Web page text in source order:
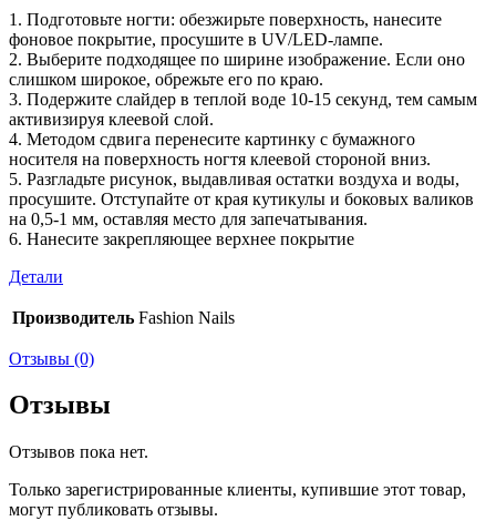
1. Подготовьте ногти: обезжирьте поверхность, нанесите
фоновое покрытие, просушите в UV/LED-лампе.
2. Выберите подходящее по ширине изображение. Если оно
слишком широкое, обрежьте его по краю.
3. Подержите слайдер в теплой воде 10-15 секунд, тем самым
активизируя клеевой слой.
4. Методом сдвига перенесите картинку с бумажного
носителя на поверхность ногтя клеевой стороной вниз.
5. Разгладьте рисунок, выдавливая остатки воздуха и воды,
просушите. Отступайте от края кутикулы и боковых валиков
на 0,5-1 мм, оставляя место для запечатывания.
6. Нанесите закрепляющее верхнее покрытие
Детали
Производитель Fashion Nails
Отзывы (0)
Отзывы
Отзывов пока нет.
Только зарегистрированные клиенты, купившие этот товар,
могут публиковать отзывы.